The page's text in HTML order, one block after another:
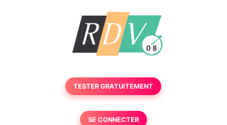
TESTER GRATUITEMENT
SE CONNECTER